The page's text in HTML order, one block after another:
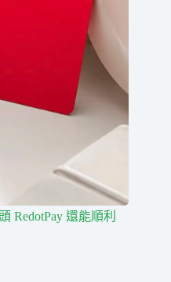
RedotPay 還能順利